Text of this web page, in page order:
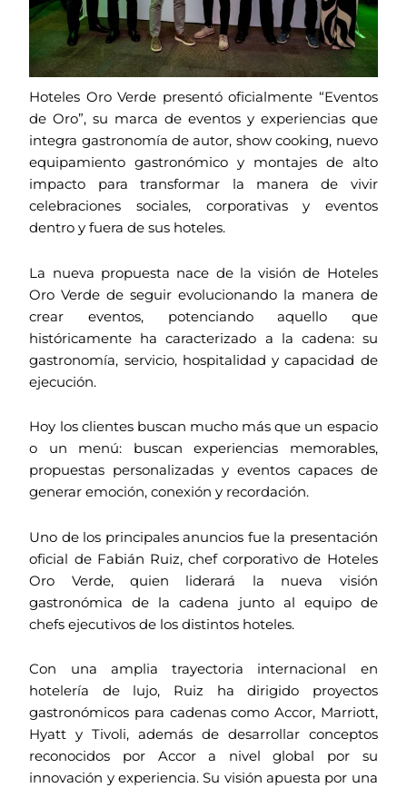
Hoteles Oro Verde presentó oficialmente “Eventos
de Oro”, su marca de eventos y experiencias que
integra gastronomía de autor, show cooking, nuevo
equipamiento gastronómico y montajes de alto
impacto para transformar la manera de vivir
celebraciones sociales, corporativas y eventos
dentro y fuera de sus hoteles.
La nueva propuesta nace de la visión de Hoteles
Oro Verde de seguir evolucionando la manera de
crear eventos, potenciando aquello que
históricamente ha caracterizado a la cadena: su
gastronomía, servicio, hospitalidad y capacidad de
ejecución.
Hoy los clientes buscan mucho más que un espacio
o un menú: buscan experiencias memorables,
propuestas personalizadas y eventos capaces de
generar emoción, conexión y recordación.
Uno de los principales anuncios fue la presentación
oficial de Fabián Ruiz, chef corporativo de Hoteles
Oro Verde, quien liderará la nueva visión
gastronómica de la cadena junto al equipo de
chefs ejecutivos de los distintos hoteles.
Con una amplia trayectoria internacional en
hotelería de lujo, Ruiz ha dirigido proyectos
gastronómicos para cadenas como Accor, Marriott,
Hyatt y Tivoli, además de desarrollar conceptos
reconocidos por Accor a nivel global por su
innovación y experiencia. Su visión apuesta por una